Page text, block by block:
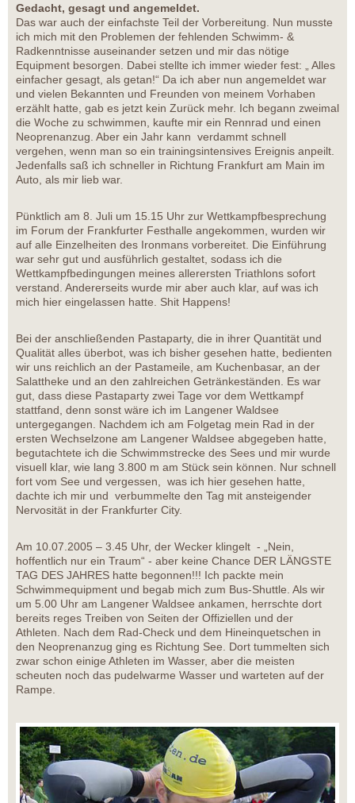
Gedacht, gesagt und angemeldet.
Das war auch der einfachste Teil der Vorbereitung. Nun musste
ich mich mit den Problemen der fehlenden Schwimm- &
Radkenntnisse auseinander setzen und mir das nötige
Equipment besorgen. Dabei stellte ich immer wieder fest: „ Alles
einfacher gesagt, als getan!“ Da ich aber nun angemeldet war
und vielen Bekannten und Freunden von meinem Vorhaben
erzählt hatte, gab es jetzt kein Zurück mehr. Ich begann zweimal
die Woche zu schwimmen, kaufte mir ein Rennrad und einen
Neoprenanzug. Aber ein Jahr kann verdammt schnell
vergehen, wenn man so ein trainingsintensives Ereignis anpeilt.
Jedenfalls saß ich schneller in Richtung Frankfurt am Main im
Auto, als mir lieb war.
Pünktlich am 8. Juli um 15.15 Uhr zur Wettkampfbesprechung
im Forum der Frankfurter Festhalle angekommen, wurden wir
auf alle Einzelheiten des Ironmans vorbereitet. Die Einführung
war sehr gut und ausführlich gestaltet, sodass ich die
Wettkampfbedingungen meines allerersten Triathlons sofort
verstand. Andererseits wurde mir aber auch klar, auf was ich
mich hier eingelassen hatte. Shit Happens!
Bei der anschließenden Pastaparty, die in ihrer Quantität und
Qualität alles überbot, was ich bisher gesehen hatte, bedienten
wir uns reichlich an der Pastameile, am Kuchenbasar, an der
Salattheke und an den zahlreichen Getränkeständen. Es war
gut, dass diese Pastaparty zwei Tage vor dem Wettkampf
stattfand, denn sonst wäre ich im Langener Waldsee
untergegangen. Nachdem ich am Folgetag mein Rad in der
ersten Wechselzone am Langener Waldsee abgegeben hatte,
begutachtete ich die Schwimmstrecke des Sees und mir wurde
visuell klar, wie lang 3.800 m am Stück sein können. Nur schnell
fort vom See und vergessen, was ich hier gesehen hatte,
dachte ich mir und verbummelte den Tag mit ansteigender
Nervosität in der Frankfurter City.
Am 10.07.2005 – 3.45 Uhr, der Wecker klingelt - „Nein,
hoffentlich nur ein Traum“ - aber keine Chance DER LÄNGSTE
TAG DES JAHRES hatte begonnen!!! Ich packte mein
Schwimmequipment und begab mich zum Bus-Shuttle. Als wir
um 5.00 Uhr am Langener Waldsee ankamen, herrschte dort
bereits reges Treiben von Seiten der Offiziellen und der
Athleten. Nach dem Rad-Check und dem Hineinquetschen in
den Neoprenanzug ging es Richtung See. Dort tummelten sich
zwar schon einige Athleten im Wasser, aber die meisten
scheuten noch das pudelwarme Wasser und warteten auf der
Rampe.